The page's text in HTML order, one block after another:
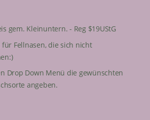
gem. Kleinuntern. - Reg $19UStG
für Fellnasen, die sich nicht
Drop Down Menü die gewünschten
angeben.